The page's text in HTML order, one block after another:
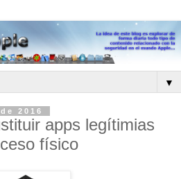
▼
2016
apps legítimias
físico